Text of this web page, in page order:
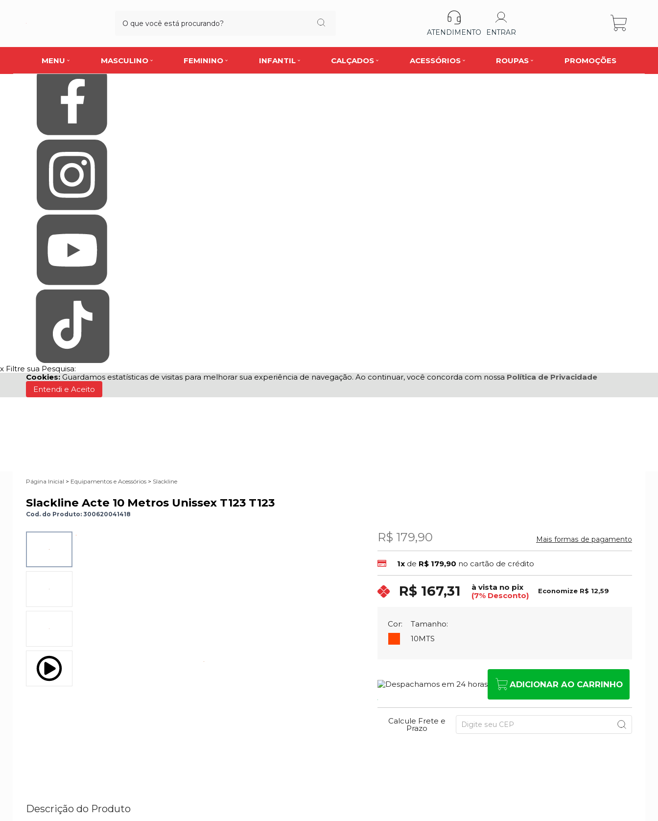
Como Comprar
x Filtre sua Pesquisa:
Cookies: Guardamos estatísticas de visitas para melhorar sua experiência de navegação. Ao continuar, você concorda com nossa Política de Privacidade
Entendi e Aceito
ATENDIMENTO ENTRAR
MENU MASCULINO FEMININO INFANTIL CALÇADOS ACESSÓRIOS ROUPAS PROMOÇÕES
Página Inicial > Equipamentos e Acessórios > Slackline
Slackline Acte 10 Metros Unissex T123 T123
Cod. do Produto: 300620041418
R$ 179,90 Mais formas de pagamento
1x de R$ 179,90 no cartão de crédito
R$ 167,31
à vista no pix
(7% Desconto)
Economize R$ 12,59
Cor:
Tamanho:
10MTS
ADICIONAR AO CARRINHO
Calcule Frete e
Prazo
Descrição do Produto